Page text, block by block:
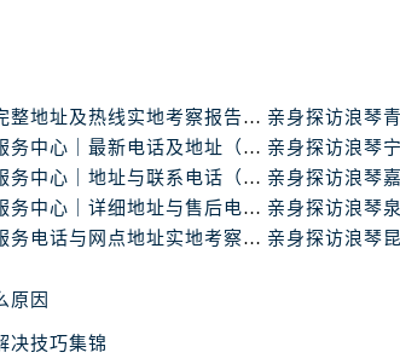
山市尖山区新兴大街浪琴售后服务中心（需
市北林区新华街与康庄路交叉口浪琴售后服
市伊美区通河路浪琴售后服务中心（需提前
洮北区明仁南街浪琴售后服务中心（需提前
浑江区浑江大街浪琴售后服务中心（需提前
龙山区人民大街浪琴售后服务中心（需提前预
市新华街道梅河大街浪琴售后服务中心（需提
浪琴中国官方售后服务中心完整地址及热线实地考察报告+多信源验证（2026年7月最新）
亲身探访浪琴南昌官方售后服务中心｜最新电话及地址（2026年7月最新）
亲身探访浪琴东莞官方售后服务中心｜地址与联系电话（2026年7月最新）
亲身探访浪琴天津官方售后服务中心｜详细地址与售后电话（2026年7月最新）
浪琴中国官方售后服务中心服务电话与网点地址实地考察报告_多信源验证（2026年7月最新）
原因
决技巧集锦